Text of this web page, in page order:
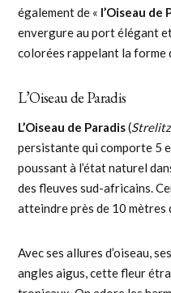
également de « l’Oiseau de
envergure au port élégant
colorées rappelant la forme
L’Oiseau de Paradis
L’Oiseau de Paradis(
persistante qui comporte 5
poussant à l’état naturel
des fleuves sud-africains.
atteindre près de 10 mètres
Avec ses allures d’oiseau,
angles aigus, cette fleur